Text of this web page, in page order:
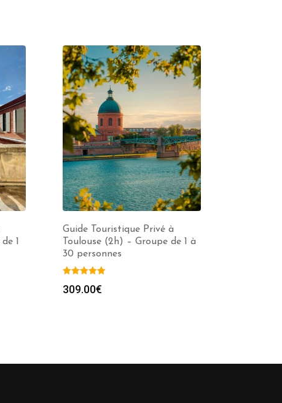
1
Guide Touristique Privé à
Toulouse (2h) – Groupe de 1 à
30 personnes
309.00€